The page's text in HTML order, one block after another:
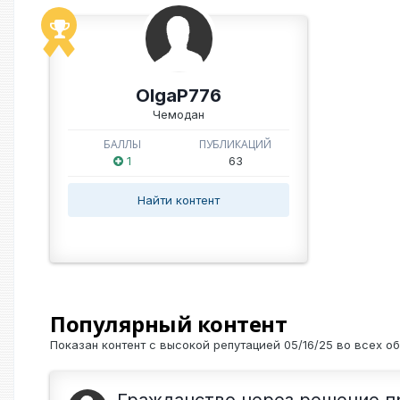
OlgaP776
Чемодан
БАЛЛЫ
1
ПУБЛИКАЦИЙ
63
Найти контент
Популярный контент
Показан контент с высокой репутацией 05/16/25 во всех